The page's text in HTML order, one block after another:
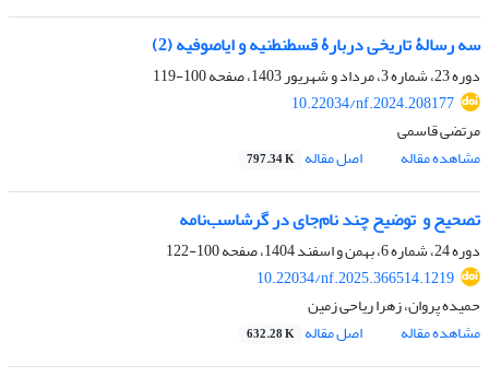
سه رسالۀ تاریخی دربارۀ قسطنطنیه و ایاصوفیه (2)
دوره 23، شماره 3، مرداد و شهریور 1403، صفحه
100-119
10.22034/nf.2024.208177
مرتضی قاسمی
مشاهده مقاله
اصل مقاله 797.34 K
تصحیح و ‌ توضیح چند نام‌جای در گرشاسب‌نامه
دوره 24، شماره 6، بهمن و اسفند 1404، صفحه
100-122
10.22034/nf.2025.366514.1219
حمیده پروان، زهرا ریاحی زمین
مشاهده مقاله
اصل مقاله 632.28 K